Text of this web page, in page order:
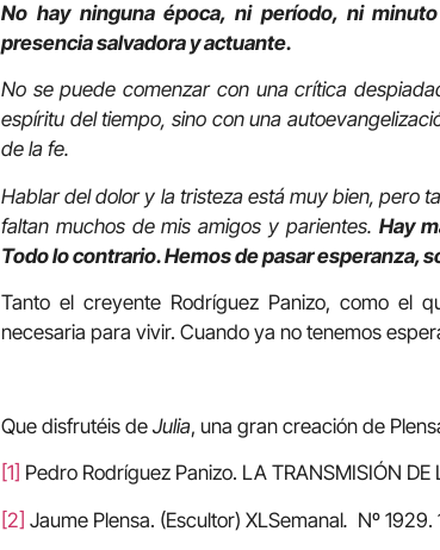
No hay ninguna época, ni período, ni
presencia salvadora y actuante.
No se puede comenzar con una crítica
espíritu del tiempo, sino con una
de la fe.
Hablar del dolor y la tristeza está muy bien, pero
faltan muchos de mis amigos y parientes. Hay
Todo lo contrario. Hemos de pasar esperanza,
Tanto el creyente Rodríguez Panizo, como el
necesaria para vivir. Cuando ya no tenemos
Que disfrutéis de Julia, una gran creación de
[1] Pedro Rodríguez Panizo. LA TRANSMISIÓN
[2] Jaume Plensa. (Escultor) XLSemanal. Nº